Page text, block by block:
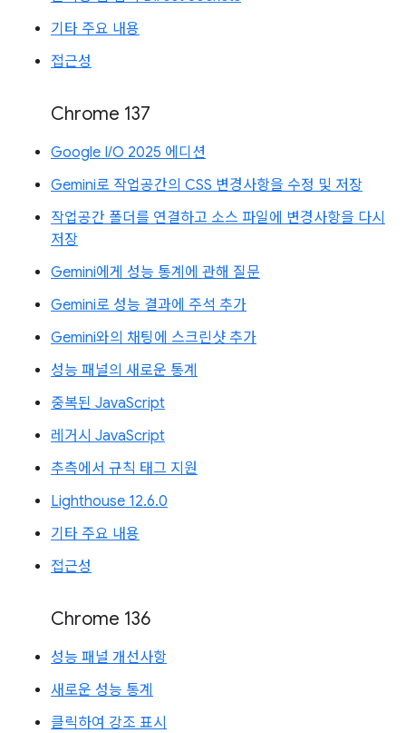
기타 주요 내용
접근성
Chrome 137
Google I/O 2025 에디션
Gemini로 작업공간의 CSS 변경사항을 수정 및 저장
작업공간 폴더를 연결하고 소스 파일에 변경사항을 다시
저장
Gemini에게 성능 통계에 관해 질문
Gemini로 성능 결과에 주석 추가
Gemini와의 채팅에 스크린샷 추가
성능 패널의 새로운 통계
중복된 JavaScript
레거시 JavaScript
추측에서 규칙 태그 지원
Lighthouse 12.6.0
기타 주요 내용
접근성
Chrome 136
성능 패널 개선사항
새로운 성능 통계
클릭하여 강조 표시